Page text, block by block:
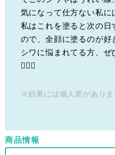
気になって仕方ない私に
私はこれを塗ると次の日
ので、全顔に塗るのが好
シワに悩まれてる方、
🙋🏻‍♀️
※効果には個人差がありま
商品情報